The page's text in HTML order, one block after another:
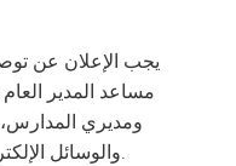
مساعد المدير
ومديري المدارس،
والوسائل الإلكترونية التي تُعتبر فعالة ومناسبة.